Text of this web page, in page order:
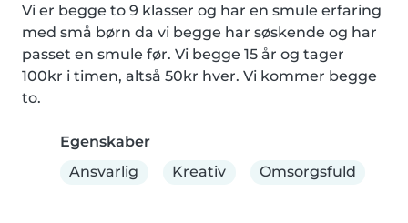
Vi er begge to 9 klasser og har en smule erfaring
med små børn da vi begge har søskende og har
passet en smule før. Vi begge 15 år og tager
100kr i timen, altså 50kr hver. Vi kommer begge
to.
Egenskaber
Ansvarlig
Kreativ Omsorgsfuld